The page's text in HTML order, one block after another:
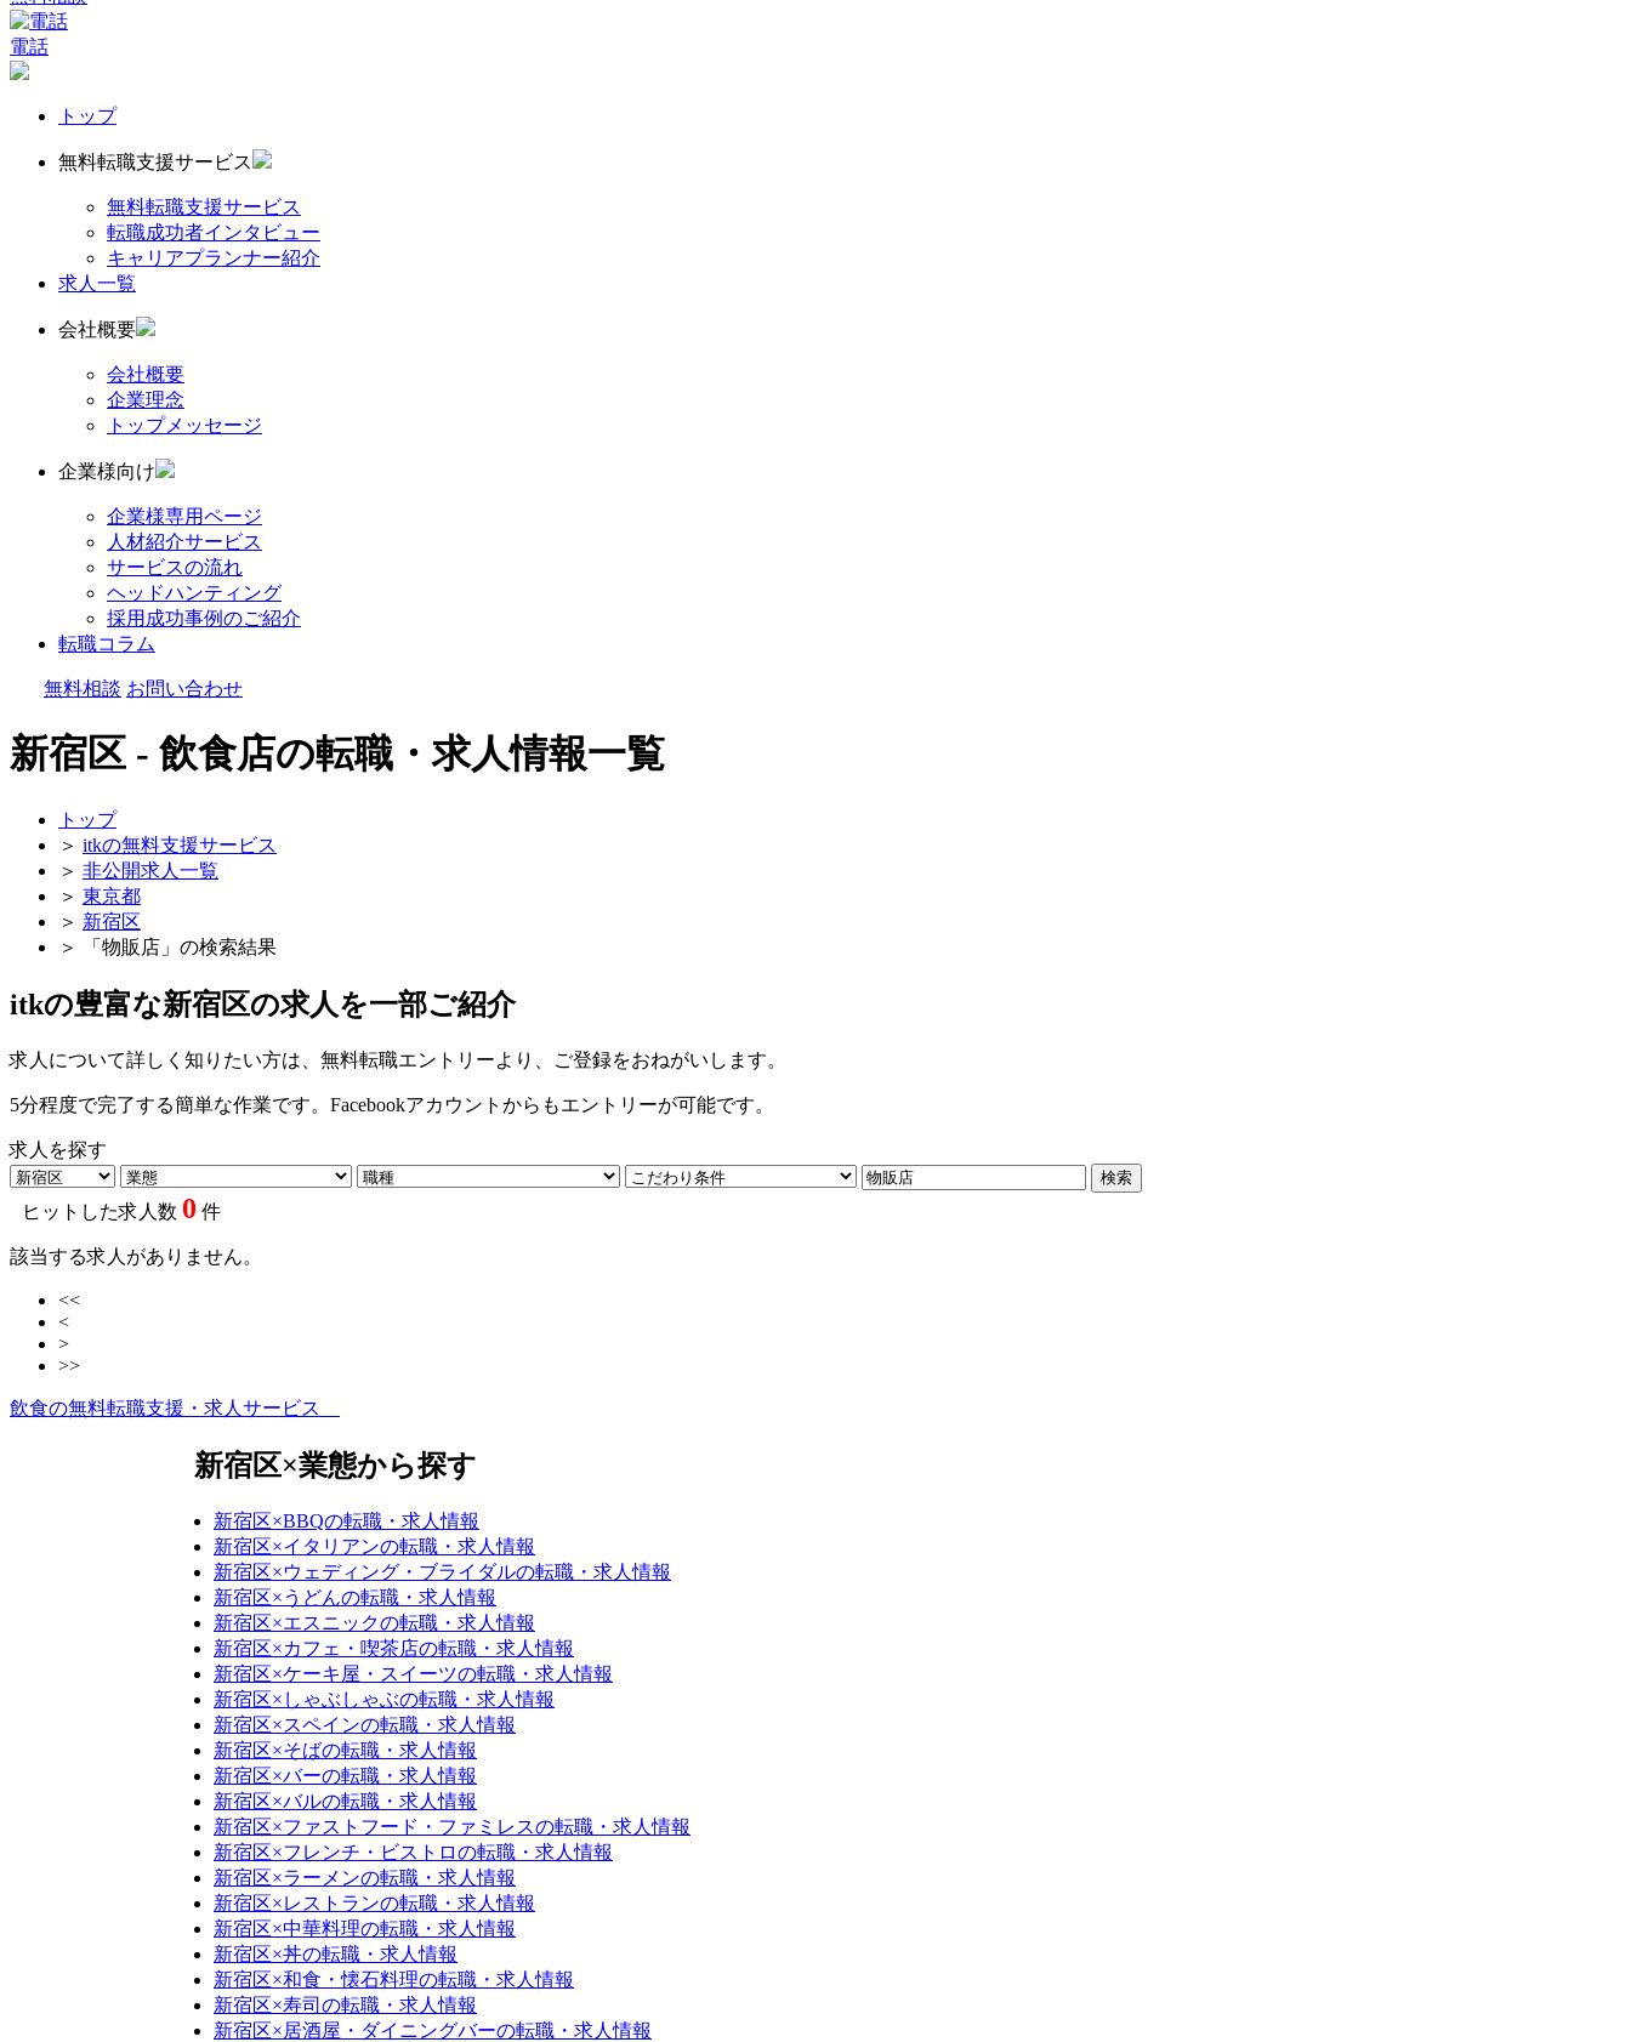
電話
トップ
無料転職支援サービス
無料転職支援サービス
転職成功者インタビュー
キャリアプランナー紹介
求人一覧
会社概要
会社概要
企業理念
トップメッセージ
企業様向け
企業様専用ページ
人材紹介サービス
サービスの流れ
ヘッドハンティング
採用成功事例のご紹介
転職コラム
無料相談 お問い合わせ
新宿区 - 飲食店の転職・求人情報一覧
トップ
＞ itkの無料支援サービス
＞ 非公開求人一覧
＞ 東京都
＞ 新宿区
＞
「物販店」の検索結果
itkの豊富な新宿区の求人を一部ご紹介
求人について詳しく知りたい方は、無料転職エントリーより、ご登録をおねがいします。
5分程度で完了する簡単な作業です。Facebookアカウントからもエントリーが可能です。
求人を探す
ヒットした求人数 0 件
該当する求人がありません。
<<
<
>
>>
飲食の無料転職支援・求人サービス
新宿区×業態から探す
新宿区×BBQの転職・求人情報
新宿区×イタリアンの転職・求人情報
新宿区×ウェディング・ブライダルの転職・求人情報
新宿区×うどんの転職・求人情報
新宿区×エスニックの転職・求人情報
新宿区×カフェ・喫茶店の転職・求人情報
新宿区×ケーキ屋・スイーツの転職・求人情報
新宿区×しゃぶしゃぶの転職・求人情報
新宿区×スペインの転職・求人情報
新宿区×そばの転職・求人情報
新宿区×バーの転職・求人情報
新宿区×バルの転職・求人情報
新宿区×ファストフード・ファミレスの転職・求人情報
新宿区×フレンチ・ビストロの転職・求人情報
新宿区×ラーメンの転職・求人情報
新宿区×レストランの転職・求人情報
新宿区×中華料理の転職・求人情報
新宿区×丼の転職・求人情報
新宿区×和食・懐石料理の転職・求人情報
新宿区×寿司の転職・求人情報
新宿区×居酒屋・ダイニングバーの転職・求人情報